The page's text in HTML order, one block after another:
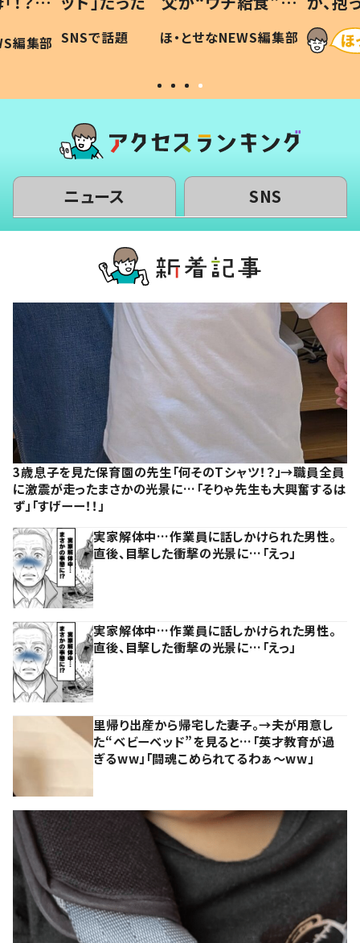
編集部
作り続ける理由とは #令和の親
#令和の子
SNSで話題 ほ・とせなNEWS編集部 「涙が
い」
ニュース SNS
3歳息子を見た保育園の先生「何そのTシャツ！？」→職員全員
に激震が走ったまさかの光景に…「そりゃ先生も大興奮するは
ず」「すげーー！！」
実家解体中…作業員に話しかけられた男性。
直後、目撃した衝撃の光景に…「えっ」
実家解体中…作業員に話しかけられた男性。
直後、目撃した衝撃の光景に…「えっ」
里帰り出産から帰宅した妻子。→夫が用意し
た“ベビーベッド”を見ると…「英才教育が過
ぎるww」「闘魂こめられてるわぁ～ww」